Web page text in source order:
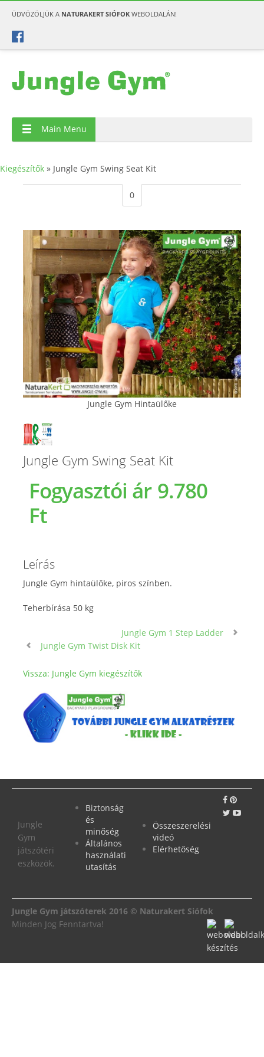
ÜDVÖZÖLJÜK A NATURAKERT SIÓFOK WEBOLDALÁN!
Main Menu
Kiegészítők » Jungle Gym Swing Seat Kit
0
Jungle Gym Hintaülőke
Jungle Gym Swing Seat Kit
Fogyasztói ár 9.780
Ft
Leírás
Jungle Gym hintaülőke, piros színben.
Teherbírása 50 kg
Jungle Gym 1 Step Ladder
Jungle Gym Twist Disk Kit
Vissza: Jungle Gym kiegészítők
Jungle
Gym
játszótéri
eszközök.
Biztonság
és
minőség
Általános
használati
utasítás
Összeszerelési
videó
Elérhetőség
Jungle Gym játszóterek 2016 © Naturakert Siófok
Minden Jog Fenntartva!